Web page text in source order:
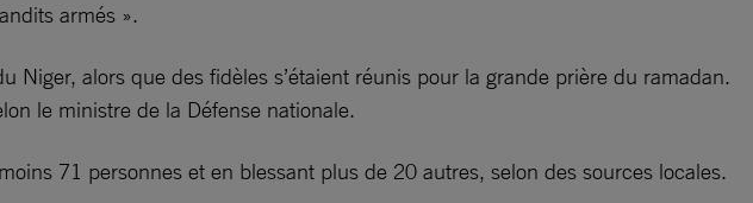
armés ».
alors que des fidèles s’étaient réunis pour la grande prière du ramadan.
le ministre de la Défense nationale.
71 personnes et en blessant plus de 20 autres, selon des sources locales.